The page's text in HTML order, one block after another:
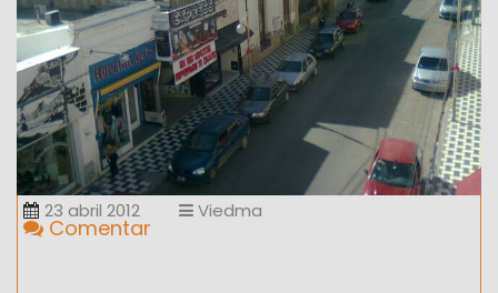
23 abril 2012 Viedma
Comentar